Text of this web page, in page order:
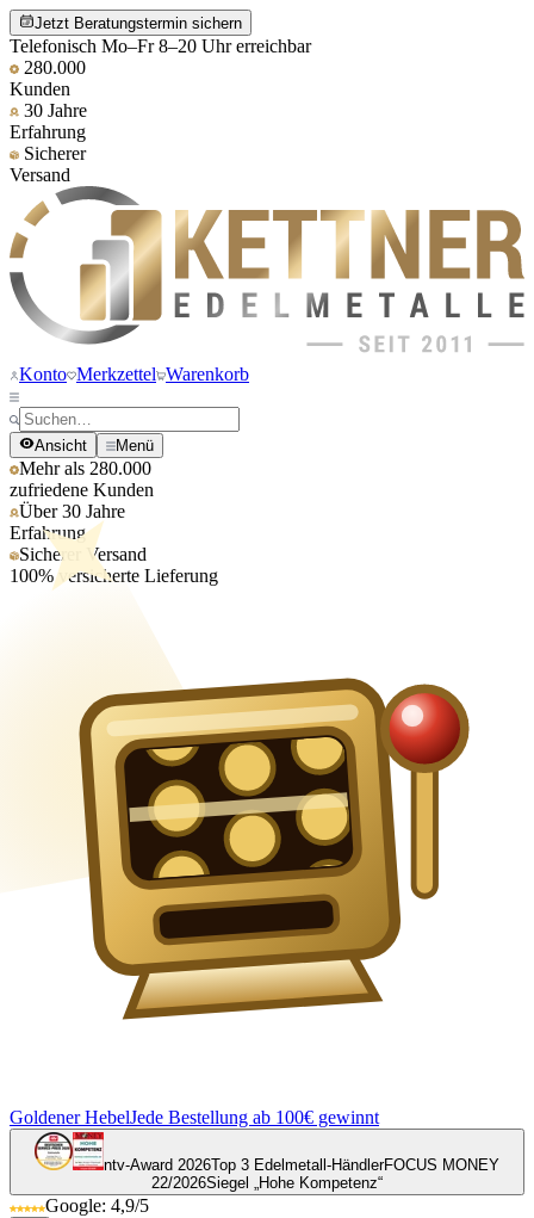
Jetzt Beratungstermin sichern
Telefonisch Mo–Fr 8–20 Uhr erreichbar
280.000
Kunden
30 Jahre
Erfahrung
Sicherer
Versand
Konto Merkzettel Warenkorb
Ansicht Menü
Mehr als 280.000
zufriedene Kunden
Über 30 Jahre
Erfahrung
Sicherer Versand
100% versicherte Lieferung
Goldener HebelJede Bestellung ab 100€ gewinnt
ntv-Award 2026Top 3 Edelmetall-HändlerFOCUS MONEY
22/2026Siegel „Hohe Kompetenz“
Google: 4,9/5